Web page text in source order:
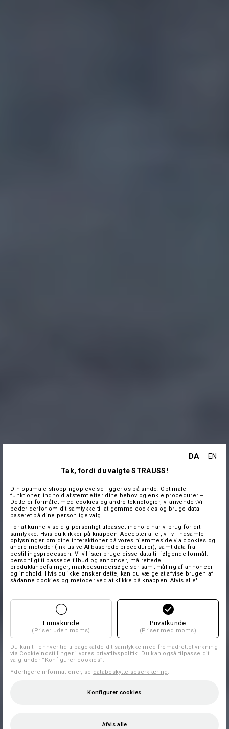
DA
EN
Tak, fordi du valgte STRAUSS!
Din optimale shoppingoplevelse ligger os på sinde. Optimale
funktioner, indhold afstemt efter dine behov og enkle procedurer –
Dette er formålet med cookies og andre teknologier, vi anvender.Vi
beder derfor om dit samtykke til at gemme cookies og bruge data
baseret på dine personlige valg.
For at kunne vise dig personligt tilpasset indhold har vi brug for dit
samtykke. Hvis du klikker på knappen 'Accepter alle', vil vi indsamle
oplysninger om dine interaktioner på vores hjemmeside via cookies og
andre metoder (inklusive AI-baserede procedurer), samt data fra
bestillingsprocessen. Vi vil især bruge disse data til følgende formål:
personligt tilpassede tilbud og annoncer, målrettede
produktanbefalinger, markedsundersøgelser samt måling af annoncer
og indhold. Hvis du ikke ønsker dette, kan du vælge at afvise brugen af
sådanne cookies og metoder ved at klikke på knappen 'Afvis alle'.
Firmakunde
(Priser uden moms)
Privatkunde
(Priser med moms)
Du kan til enhver tid tilbagekalde dit samtykke med fremadrettet virkning
via Cookieindstillingeri vores privatlivspolitik. Du kan også tilpasse dit
valg under ”Konfigurer cookies”.
Yderligere informationer, se databeskyttelseserklæring.
Konfigurer cookies
Afvis alle